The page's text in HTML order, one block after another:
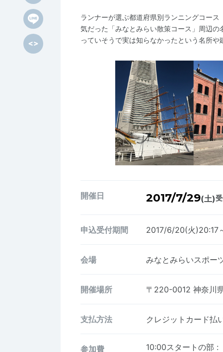
ランナーが選ぶ都道府県別ランニングコー
気だった「みなとみらい散策コース」周辺
っていそうで実は知らなかったという名所や
開催日 2017/7/29(土)
申込受付期間 2017/6/20(火)20:17
会場 みなとみらいスポー
開催場所 〒220-0012 神奈川
支払方法 クレジットカード払
参加費 10:00スタートの部 :